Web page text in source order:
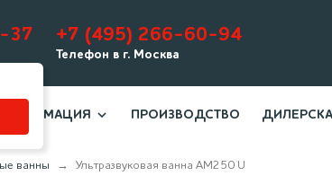
37 +7 (495) 266-60-94
Телефон в г. Москва
информации
ПРОИЗВОДСТВО
ванны Ультразвуковая ванна АМ250 U